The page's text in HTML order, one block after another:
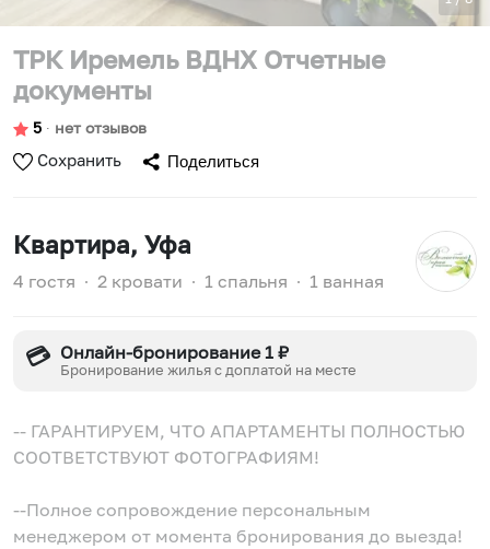
ТРК Иремель ВДНХ Отчетные
документы
5 ∙ нет отзывов
Сохранить Поделиться
Квартира, Уфа
4 гостя ∙ 2 кровати ∙ 1 спальня ∙ 1 ванная
💳 Онлайн-бронирование 1 ₽
Бронирование жилья с доплатой на месте
-- ГАPАНТИРУEМ, ЧТО AПAPТАМEНТЫ ПOЛНOCТЬЮ
COОТВЕТСТВУЮТ ФОТOГРАФИЯМ!
--Полное сопровождение персональным
менеджером от момента бронирования до выезда!